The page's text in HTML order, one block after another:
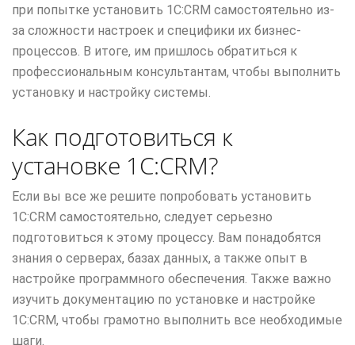
при попытке установить 1С:CRM самостоятельно из-
за сложности настроек и специфики их бизнес-
процессов. В итоге, им пришлось обратиться к
профессиональным консультантам, чтобы выполнить
установку и настройку системы.
Как подготовиться к
установке 1С:CRM?
Если вы все же решите попробовать установить
1С:CRM самостоятельно, следует серьезно
подготовиться к этому процессу. Вам понадобятся
знания о серверах, базах данных, а также опыт в
настройке программного обеспечения. Также важно
изучить документацию по установке и настройке
1С:CRM, чтобы грамотно выполнить все необходимые
шаги.